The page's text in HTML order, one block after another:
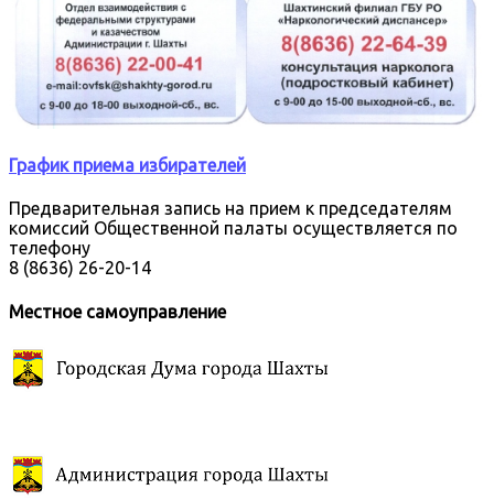
График приема избирателей
Предварительная запись на прием к председателям
комиссий Общественной палаты осуществляется по
телефону
8 (8636) 26-20-14
Местное самоуправление